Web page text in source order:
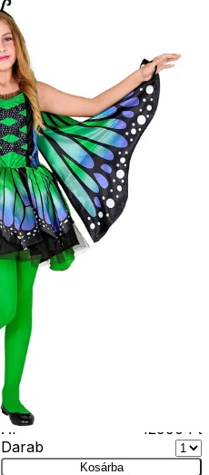
Egyéb
a jelmezek nem
tartalmazzák a
kiegészítőket,
például harisnya,
ékszer, cipő,
paróka, kesztyű,
kardok, kemény
kalapok,
varázspálca,
seprű, szakáll,
bajusz, műanyag
Ár
12990 Ft
Darab
Kosárba